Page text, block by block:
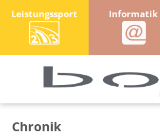
Leistungssport Informatik
Chronik